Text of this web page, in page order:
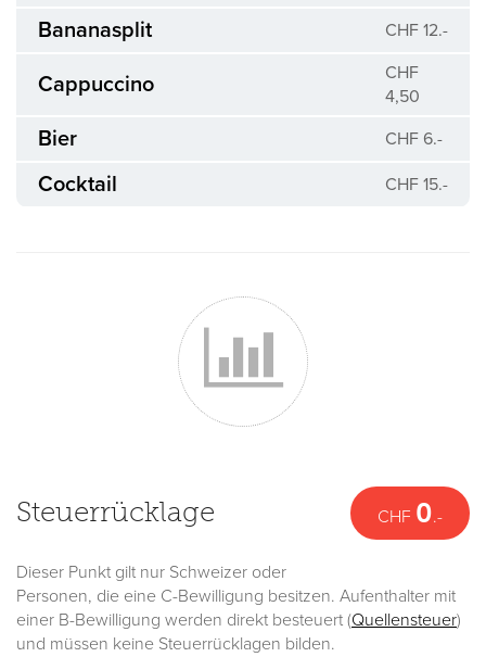
Bananasplit CHF 12.-
Cappuccino
CHF
4,50
Bier CHF 6.-
Cocktail CHF 15.-
CHF 0.-
Steuerrücklage
Dieser Punkt gilt nur Schweizer oder
Personen, die eine C-Bewilligung besitzen. Aufenthalter mit
einer B-Bewilligung werden direkt besteuert (Quellensteuer)
und müssen keine Steuerrücklagen bilden.